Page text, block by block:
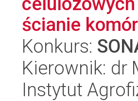
ścianie
Konkurs:
Kierownik: dr
Instytut